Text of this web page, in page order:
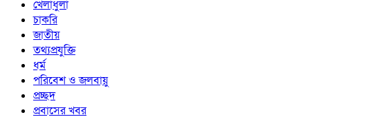
খেলাধুলা
চাকরি
জাতীয়
তথ্যপ্রযুক্তি
ধর্ম
পরিবেশ ও জলবায়ু
প্রচ্ছদ
প্রবাসের খবর